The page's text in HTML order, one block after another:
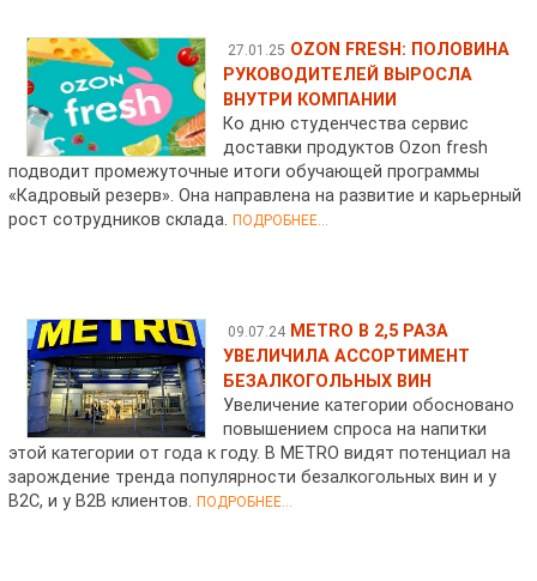
27.01.25 OZON FRESH: ПОЛОВИНА
РУКОВОДИТЕЛЕЙ ВЫРОСЛА
ВНУТРИ КОМПАНИИ
Ко дню студенчества сервис
доставки продуктов Ozon fresh
подводит промежуточные итоги обучающей программы
«Кадровый резерв». Она направлена на развитие и карьерный
рост сотрудников склада.ПОДРОБНЕЕ...
09.07.24 METRO В 2,5 РАЗА
УВЕЛИЧИЛА АССОРТИМЕНТ
БЕЗАЛКОГОЛЬНЫХ ВИН
Увеличение категории обосновано
повышением спроса на напитки
этой категории от года к году. В METRO видят потенциал на
зарождение тренда популярности безалкогольных вин и у
B2C, и у B2B клиентов.ПОДРОБНЕЕ...